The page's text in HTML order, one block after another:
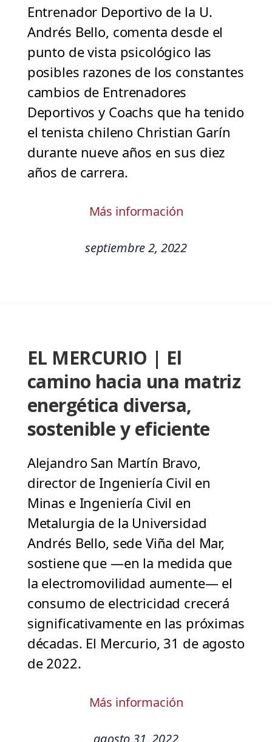
Entrenador Deportivo de la U.
Andrés Bello, comenta desde el
punto de vista psicológico las
posibles razones de los constantes
cambios de Entrenadores
Deportivos y Coachs que ha tenido
el tenista chileno Christian Garín
durante nueve años en sus diez
años de carrera.
Más información
septiembre 2, 2022
EL MERCURIO | El
camino hacia una matriz
energética diversa,
sostenible y eficiente
Alejandro San Martín Bravo,
director de Ingeniería Civil en
Minas e Ingeniería Civil en
Metalurgia de la Universidad
Andrés Bello, sede Viña del Mar,
sostiene que —en la medida que
la electromovilidad aumente— el
consumo de electricidad crecerá
significativamente en las próximas
décadas. El Mercurio, 31 de agosto
de 2022.
Más información
agosto 31, 2022